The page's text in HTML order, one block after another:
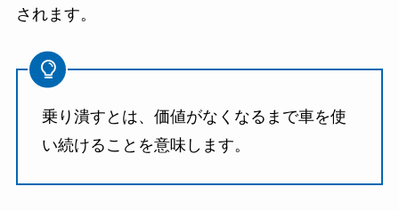
されます。
乗り潰すとは、価値がなくなるまで車を使
い続けることを意味します。